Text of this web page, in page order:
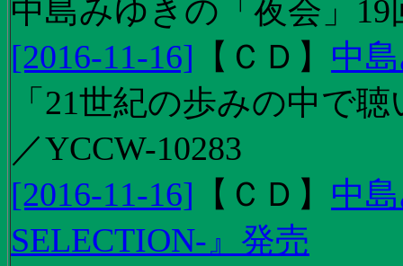
中島みゆきの「夜会」
[2016-11-16] 【 ＣＤ 】 中
「21世紀の歩みの中で
／YCCW-10283
[2016-11-16] 【 ＣＤ 】 中
SELECTION-』発売